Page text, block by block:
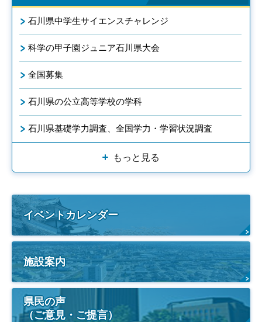
石川県中学生サイエンスチャレンジ
科学の甲子園ジュニア石川県大会
全国募集
石川県の公立高等学校の学科
石川県基礎学力調査、全国学力・学習状況調査
もっと見る
イベントカレンダー
施設案内
県民の声
（ご意見・ご提言）